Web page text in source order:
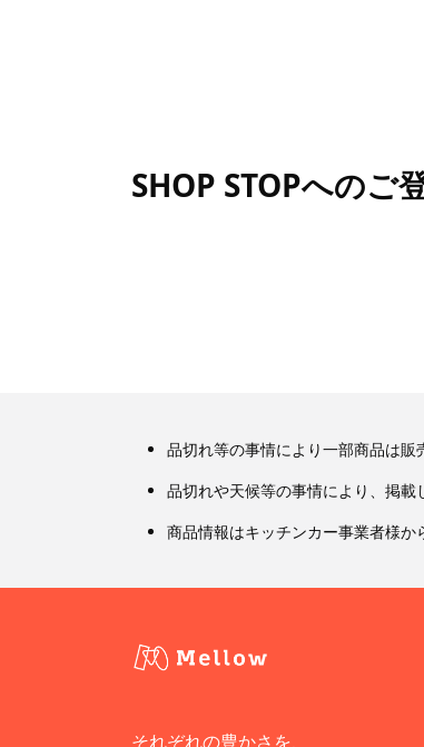
SHOP STOPへのご
品切れ等の事情により一部商品は販
品切れや天候等の事情により、掲載
商品情報はキッチンカー事業者様か
それぞれの豊かさを、